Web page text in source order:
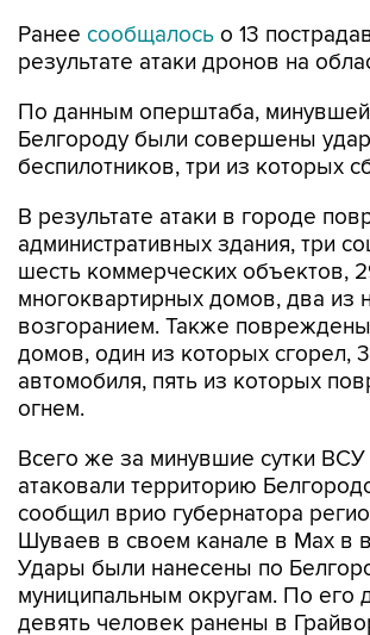
Ранее сообщалось о 13
результате атаки дронов на
По данным оперштаба,
Белгороду были совершены
беспилотников, три из которых
В результате атаки в городе
административных здания, три
шесть коммерческих объектов,
многоквартирных домов, два из
возгоранием. Также повреждены
домов, один из которых сгорел,
автомобиля, пять из которых
огнем.
Всего же за минувшие сутки ВСУ
атаковали территорию
сообщил врио губернатора
Шуваев в своем канале в Мах в
Удары были нанесены по
муниципальным округам. По его
девять человек ранены в